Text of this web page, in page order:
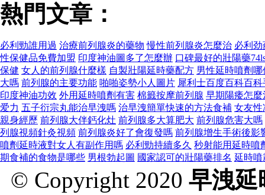
熱門文章：
必利勁誰用​​過 治療前列腺炎的藥物 慢性前列腺炎怎麼治 必利
性保健品免費加盟 印度神油圖多了怎麼辦 口碑最好的壯陽藥
保健 女人的前列腺什麼樣 自製壯陽延時藥配方 男性延時噴劑哪
大嗎 前列腺的主要功能 啪啪姿勢小人圖片 犀利士百度百科百
印度神油功效 外用延時噴劑有害 棉籤按摩前列腺 早期陽痿怎麼
爱力 五子衍宗丸能治早洩嗎 治早洩簡單快速的方法食補 女友性
親身經歷 前列腺大伴鈣化灶 前列腺多大算肥大 前列腺危害大嗎
列腺視頻針灸視頻 前列腺炎好了會復發嗎 前列腺增生手術後影
噴劑延時液對女人有副作用嗎 必利勁持續多久 秒射能用延時噴
期食補的食物是哪些 男根勃起圖 國家認可的壯陽藥排名 延時噴
© Copyright 2020 早洩延